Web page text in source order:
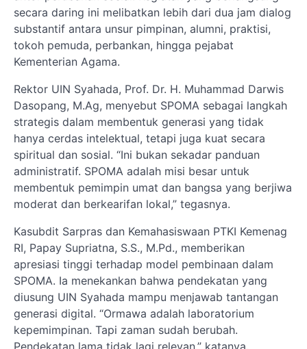
secara daring ini melibatkan lebih dari dua jam dialog
substantif antara unsur pimpinan, alumni, praktisi,
tokoh pemuda, perbankan, hingga pejabat
Kementerian Agama.
Rektor UIN Syahada, Prof. Dr. H. Muhammad Darwis
Dasopang, M.Ag, menyebut SPOMA sebagai langkah
strategis dalam membentuk generasi yang tidak
hanya cerdas intelektual, tetapi juga kuat secara
spiritual dan sosial. “Ini bukan sekadar panduan
administratif. SPOMA adalah misi besar untuk
membentuk pemimpin umat dan bangsa yang berjiwa
moderat dan berkearifan lokal,” tegasnya.
Kasubdit Sarpras dan Kemahasiswaan PTKI Kemenag
RI, Papay Supriatna, S.S., M.Pd., memberikan
apresiasi tinggi terhadap model pembinaan dalam
SPOMA. Ia menekankan bahwa pendekatan yang
diusung UIN Syahada mampu menjawab tantangan
generasi digital. “Ormawa adalah laboratorium
kepemimpinan. Tapi zaman sudah berubah.